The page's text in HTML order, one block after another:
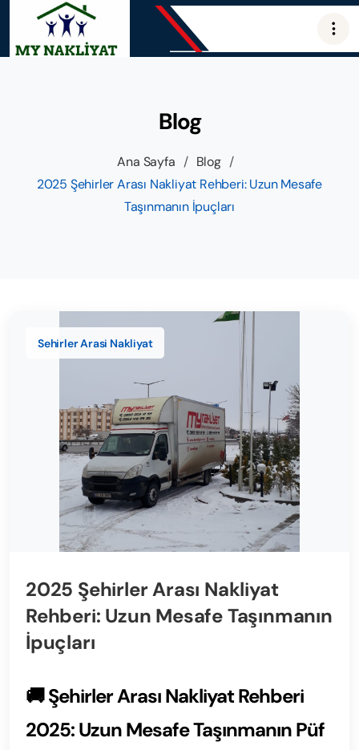
Blog
Ana Sayfa / Blog /
2025 Şehirler Arası Nakliyat Rehberi: Uzun Mesafe
Taşınmanın İpuçları
Sehirler Arasi Nakliyat
2025 Şehirler Arası Nakliyat
Rehberi: Uzun Mesafe Taşınmanın
İpuçları
🚚 Şehirler Arası Nakliyat Rehberi
2025: Uzun Mesafe Taşınmanın Püf